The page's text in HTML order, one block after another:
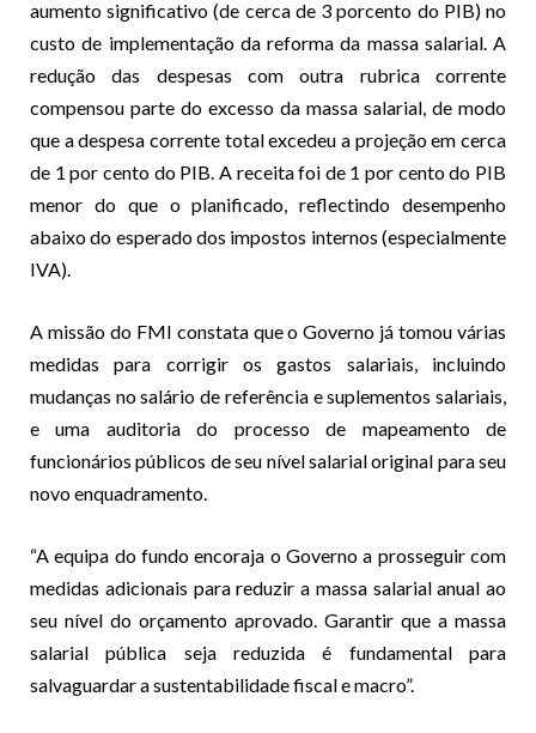
aumento significativo (de cerca de 3 porcento do PIB) no
custo de implementação da reforma da massa salarial. A
redução das despesas com outra rubrica corrente
compensou parte do excesso da massa salarial, de modo
que a despesa corrente total excedeu a projeção em cerca
de 1 por cento do PIB. A receita foi de 1 por cento do PIB
menor do que o planificado, reflectindo desempenho
abaixo do esperado dos impostos internos (especialmente
IVA).
A missão do FMI constata que o Governo já tomou várias
medidas para corrigir os gastos salariais, incluindo
mudanças no salário de referência e suplementos salariais,
e uma auditoria do processo de mapeamento de
funcionários públicos de seu nível salarial original para seu
novo enquadramento.
“A equipa do fundo encoraja o Governo a prosseguir com
medidas adicionais para reduzir a massa salarial anual ao
seu nível do orçamento aprovado. Garantir que a massa
salarial pública seja reduzida é fundamental para
salvaguardar a sustentabilidade fiscal e macro”.